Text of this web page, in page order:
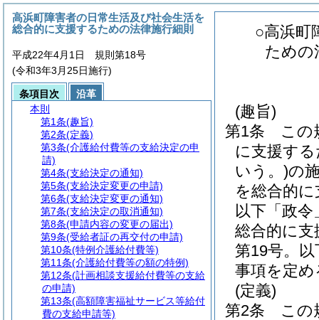
○高浜町
ための
(趣旨)
第1条
この
に支援す
いう。)の
を総合的
以下「政
総合的に
第19号。
事項を定
(定義)
第2条
この
高浜町障害者の日常生活及び社会生活を
総合的に支援するための法律施行細則
平成22年4月1日 規則第18号
(令和3年3月25日施行)
条項目次
沿革
本則
第1条(趣旨)
第2条(定義)
第3条(介護給付費等の支給決定の申
請)
第4条(支給決定の通知)
第5条(支給決定変更の申請)
第6条(支給決定変更の通知)
第7条(支給決定の取消通知)
第8条(申請内容の変更の届出)
第9条(受給者証の再交付の申請)
第10条(特例介護給付費等)
第11条(介護給付費等の額の特例)
第12条(計画相談支援給付費等の支給
の申請)
第13条(高額障害福祉サービス等給付
費の支給申請等)